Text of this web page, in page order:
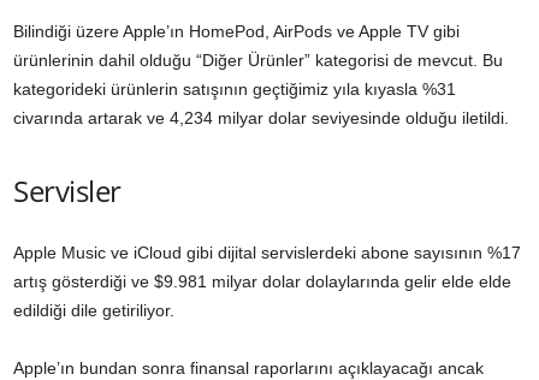
Bilindiği üzere Apple’ın HomePod, AirPods ve Apple TV gibi
ürünlerinin dahil olduğu “Diğer Ürünler” kategorisi de mevcut. Bu
kategorideki ürünlerin satışının geçtiğimiz yıla kıyasla %31
civarında artarak ve 4,234 milyar dolar seviyesinde olduğu iletildi.
Servisler
Apple Music ve iCloud gibi dijital servislerdeki abone sayısının %17
artış gösterdiği ve $9.981 milyar dolar dolaylarında gelir elde elde
edildiği dile getiriliyor.
Apple’ın bundan sonra finansal raporlarını açıklayacağı ancak